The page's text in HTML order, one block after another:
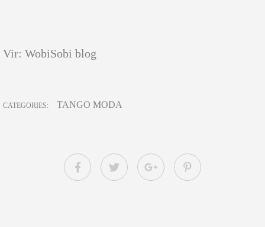
Vir: WobiSobi blog
CATEGORIES: TANGO MODA